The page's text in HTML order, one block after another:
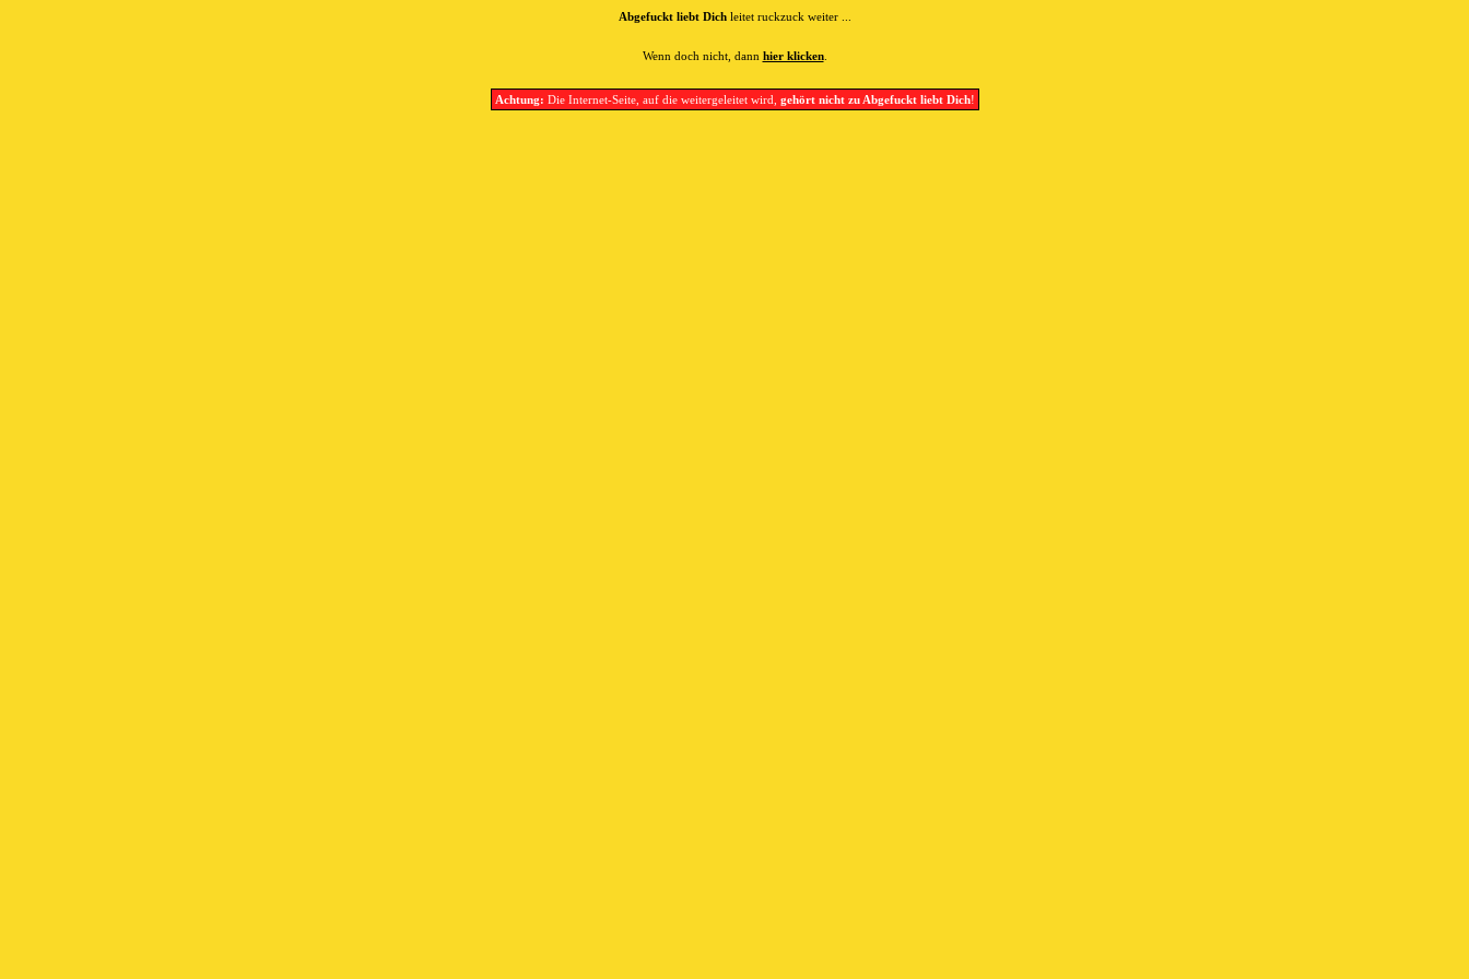
Abgefuckt liebt Dichleitet ruckzuck weiter ...
Wenn doch nicht, dann hier klicken.
Achtung: Die Internet-Seite, auf die weitergeleitet wird, gehört nicht zu Abgefuckt liebt Dich!